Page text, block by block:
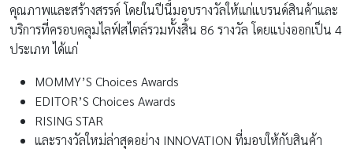
คุณภาพและสร้างสรรค์ โดยในปีนี้มอบรางวัลให้แก่แบรนด์สินค้าและ
บริการที่ครอบคลุมไลฟ์สไตล์รวมทั้งสิ้น 86 รางวัล โดยแบ่งออกเป็น 4
ประเภท ได้แก่
MOMMY’S Choices Awards
EDITOR’S Choices Awards
RISING STAR
และรางวัลใหม่ล่าสุดอย่าง INNOVATION ที่มอบให้กับสินค้า